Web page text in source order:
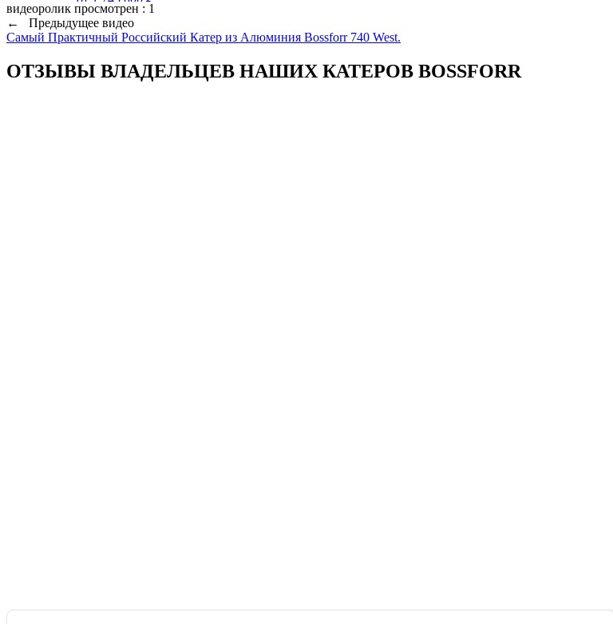
видеоролик просмотрен : 1
← Предыдущее видео
Самый Практичный Российский Катер из Алюминия Bossforr 740 West.
ОТЗЫВЫ ВЛАДЕЛЬЦЕВ НАШИХ КАТЕРОВ BOSSFORR